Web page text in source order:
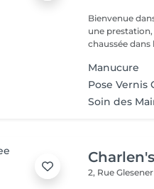
Bienvenue
une prestation,
chaussée dans
Manucure
Pose Vernis
Soin des
Charlen's
2, Rue